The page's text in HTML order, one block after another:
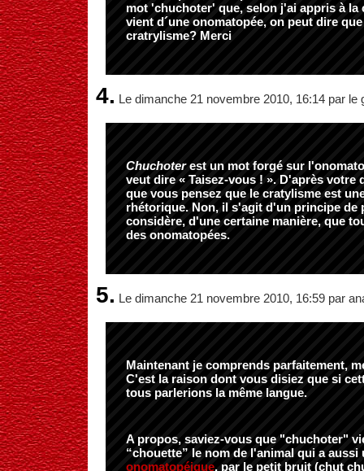
mot 'chuchoter' que, selon j'ai appris à la
vient d´une onomatopée, on peut dire
cratrylisme? Merci
4. Le dimanche 21 novembre 2010, 16:14 par le
Chuchoterest un mot forgé sur
veut dire « Taisez-vous ! ». D'après votre
que vous pensez que le cratylisme est
rhétorique. Non, il s'agit d'un principe de
considère, d'une certaine manière, que
des onomatopées.
5. Le dimanche 21 novembre 2010, 16:59 par
Maintenant je comprends parfaitement,
C'est la raison dont vous disiez que si
tous parlerions la même langue.
A propos, saviez-vous que "chuchoter"
“chouette” le nom de l'animal qui a aussi
onomatopéique, par le petit bruit (chut